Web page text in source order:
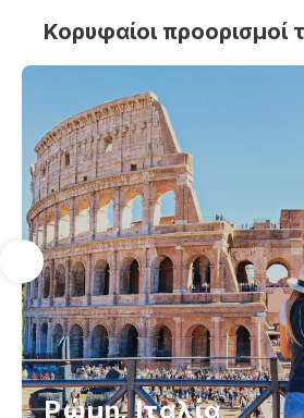
Κορυφαίοι προορισμοί
Ρώμη, Ιταλία